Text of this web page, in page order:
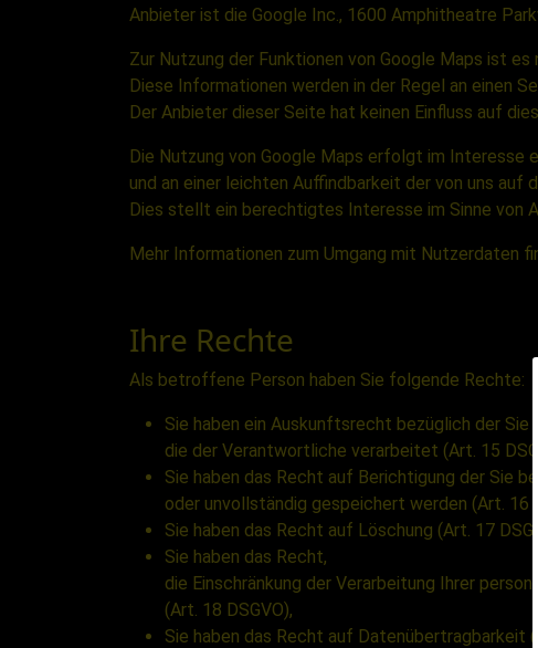
Anbieter ist die Google Inc., 1600 Amphitheatre
Zur Nutzung der Funktionen von Google Maps ist
Diese Informationen werden in der Regel an einen
Der Anbieter dieser Seite hat keinen Einfluss auf
Die Nutzung von Google Maps erfolgt im Interesse
und an einer leichten Auffindbarkeit der von uns auf
Dies stellt ein berechtigtes Interesse im Sinne von
Mehr Informationen zum Umgang mit Nutzerdaten
Ihre Rechte
Als betroffene Person haben Sie folgende Rechte:
Sie haben ein Auskunftsrecht bezüglich der
die der Verantwortliche verarbeitet (Art. 15
Sie haben das Recht auf Berichtigung der Sie
oder unvollständig gespeichert werden (Art. 16
Sie haben das Recht auf Löschung (Art. 17
Sie haben das Recht,
die Einschränkung der Verarbeitung Ihrer
(Art. 18 DSGVO),
Sie haben das Recht auf Datenübertragbarkeit